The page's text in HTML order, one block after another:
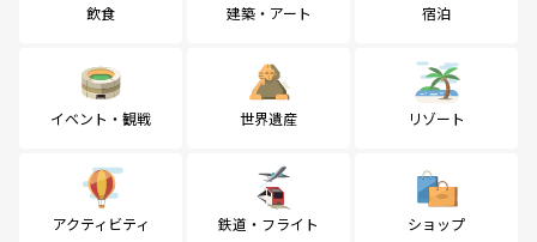
飲食 建築・アート 宿泊
イベント・観戦 世界遺産 リゾート
アクティビティ 鉄道・フライト ショップ